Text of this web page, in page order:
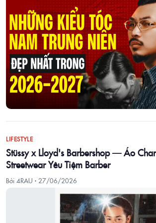
LIFESTYLE
Stüssy x Lloyd's Barbershop — Áo
Streetwear Yêu Tiệm Barber
Bởi 4RAU · 27/06/2026